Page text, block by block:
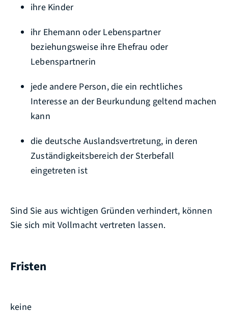
ihre Kinder
ihr Ehemann oder Lebenspartner
beziehungsweise ihre Ehefrau oder
Lebenspartnerin
jede andere Person, die ein rechtliches
Interesse an der Beurkundung geltend machen
kann
die deutsche Auslandsvertretung, in deren
Zuständigkeitsbereich der Sterbefall
eingetreten ist
Sind Sie aus wichtigen Gründen verhindert, können
Sie sich mit Vollmacht vertreten lassen.
Fristen
keine